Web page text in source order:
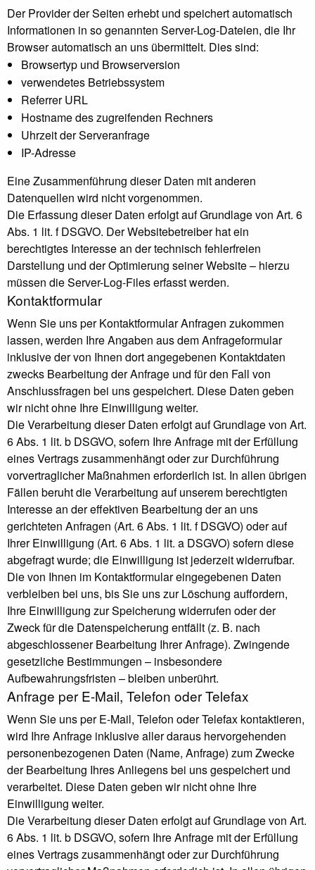
Der Provider der Seiten erhebt und speichert automatisch
Informationen in so genannten Server-Log-Dateien, die Ihr
Browser automatisch an uns übermittelt. Dies sind:
Browsertyp und Browserversion
verwendetes Betriebssystem
Referrer URL
Hostname des zugreifenden Rechners
Uhrzeit der Serveranfrage
IP-Adresse
Eine Zusammenführung dieser Daten mit anderen
Datenquellen wird nicht vorgenommen.
Die Erfassung dieser Daten erfolgt auf Grundlage von Art. 6
Abs. 1 lit. f DSGVO. Der Websitebetreiber hat ein
berechtigtes Interesse an der technisch fehlerfreien
Darstellung und der Optimierung seiner Website – hierzu
müssen die Server-Log-Files erfasst werden.
Kontaktformular
Wenn Sie uns per Kontaktformular Anfragen zukommen
lassen, werden Ihre Angaben aus dem Anfrageformular
inklusive der von Ihnen dort angegebenen Kontaktdaten
zwecks Bearbeitung der Anfrage und für den Fall von
Anschlussfragen bei uns gespeichert. Diese Daten geben
wir nicht ohne Ihre Einwilligung weiter.
Die Verarbeitung dieser Daten erfolgt auf Grundlage von Art.
6 Abs. 1 lit. b DSGVO, sofern Ihre Anfrage mit der Erfüllung
eines Vertrags zusammenhängt oder zur Durchführung
vorvertraglicher Maßnahmen erforderlich ist. In allen übrigen
Fällen beruht die Verarbeitung auf unserem berechtigten
Interesse an der effektiven Bearbeitung der an uns
gerichteten Anfragen (Art. 6 Abs. 1 lit. f DSGVO) oder auf
Ihrer Einwilligung (Art. 6 Abs. 1 lit. a DSGVO) sofern diese
abgefragt wurde; die Einwilligung ist jederzeit widerrufbar.
Die von Ihnen im Kontaktformular eingegebenen Daten
verbleiben bei uns, bis Sie uns zur Löschung auffordern,
Ihre Einwilligung zur Speicherung widerrufen oder der
Zweck für die Datenspeicherung entfällt (z. B. nach
abgeschlossener Bearbeitung Ihrer Anfrage). Zwingende
gesetzliche Bestimmungen – insbesondere
Aufbewahrungsfristen – bleiben unberührt.
Anfrage per E-Mail, Telefon oder Telefax
Wenn Sie uns per E-Mail, Telefon oder Telefax kontaktieren,
wird Ihre Anfrage inklusive aller daraus hervorgehenden
personenbezogenen Daten (Name, Anfrage) zum Zwecke
der Bearbeitung Ihres Anliegens bei uns gespeichert und
verarbeitet. Diese Daten geben wir nicht ohne Ihre
Einwilligung weiter.
Die Verarbeitung dieser Daten erfolgt auf Grundlage von Art.
6 Abs. 1 lit. b DSGVO, sofern Ihre Anfrage mit der Erfüllung
eines Vertrags zusammenhängt oder zur Durchführung